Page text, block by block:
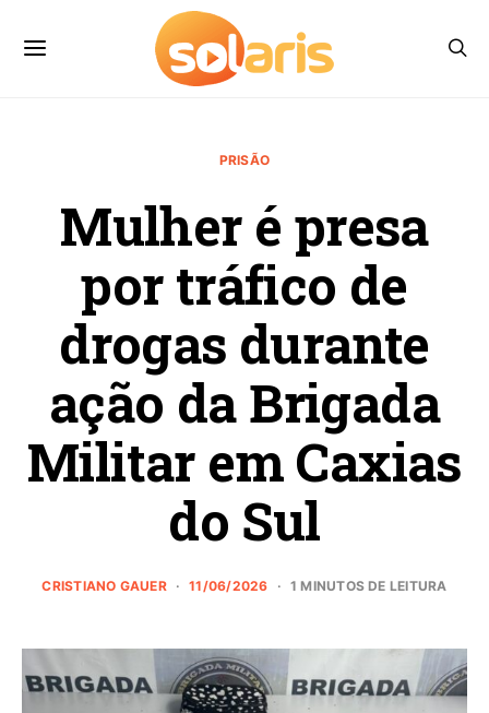
PRISÃO
Mulher é presa
por tráfico de
drogas durante
ação da Brigada
Militar em Caxias
do Sul
CRISTIANO GAUER 11/06/2026 1 MINUTOS DE LEITURA